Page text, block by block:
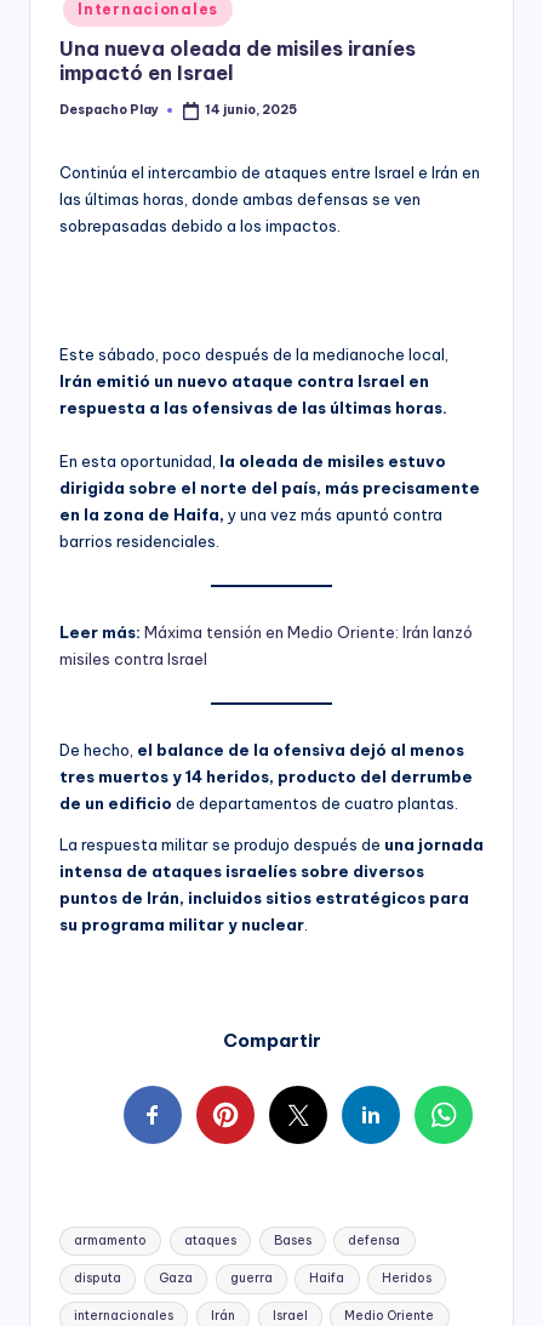
y
in
Internacionales
Una nueva oleada de misiles iraníes
impactó en Israel
Posted
Despacho Play 14 junio, 2025
Continúa el intercambio de ataques entre Israel e Irán en
las últimas horas, donde ambas defensas se ven
sobrepasadas debido a los impactos.
Este sábado, poco después de la medianoche local,
Irán emitió un nuevo ataque contra Israel en
respuesta a las ofensivas de las últimas horas.
En esta oportunidad, la oleada de misiles estuvo
dirigida sobre el norte del país, más precisamente
en la zona de Haifa, y una vez más apuntó contra
barrios residenciales.
Leer más: Máxima tensión en Medio Oriente: Irán lanzó
misiles contra Israel
De hecho, el balance de la ofensiva dejó al menos
tres muertos y 14 heridos, producto del derrumbe
de un edificio de departamentos de cuatro plantas.
La respuesta militar se produjo después de una jornada
intensa de ataques israelíes sobre diversos
puntos de Irán, incluidos sitios estratégicos para
su programa militar y nuclear
Compartir
Tags:
armamento ataques Bases defensa
disputa Gaza guerra Haifa Heridos
internacionales Irán Israel Medio Oriente